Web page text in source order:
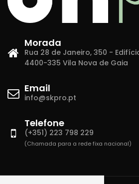
Morada
Rua 28 de Janeiro, 350 -
4400-335 Vila Nova de Gaia
Email
info@skpro.pt
Telefone
(+351) 223 798 229
(Chamada para a rede fixa nacional)